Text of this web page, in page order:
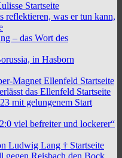
Startseite
reflektieren, was er tun kann,
– das Wort des
in Hasborn
Magnet Ellenfeld Startseite
das Ellenfeld Startseite
mit gelungenem Start
viel befreiter und lockerer“
Ludwig Lang † Startseite
gegen Reisbach den Bock